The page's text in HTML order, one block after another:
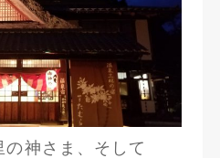
の神さま、そして